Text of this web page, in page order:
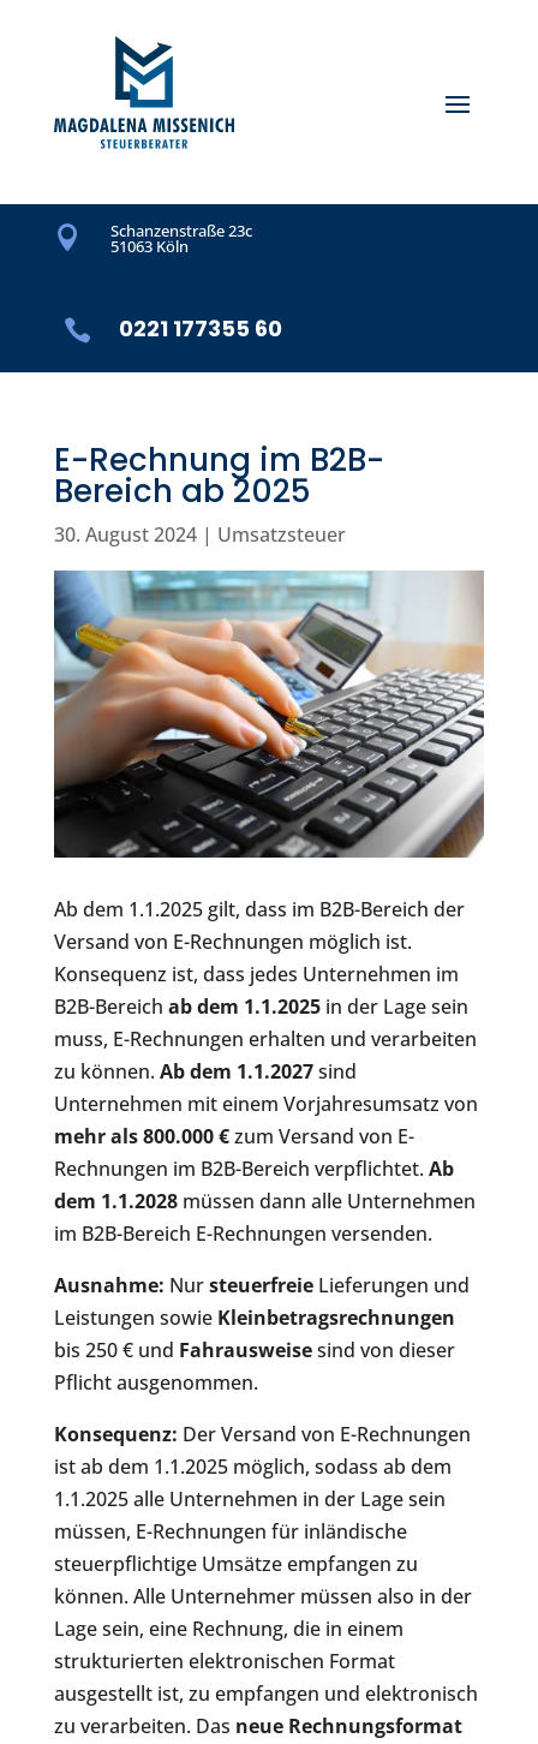
 Schanzenstraße 23c
51063 Köln
 0221 177355 60
E-Rechnung im B2B-
Bereich ab 2025
30. August 2024| Umsatzsteuer
Ab dem 1.1.2025 gilt, dass im B2B-Bereich der
Versand von E-Rechnungen möglich ist.
Konsequenz ist, dass jedes Unternehmen im
B2B-Bereich ab dem 1.1.2025in der Lage sein
muss, E-Rechnungen erhalten und verarbeiten
zu können. Ab dem 1.1.2027sind
Unternehmen mit einem Vorjahresumsatz von
mehr als 800.000 €zum Versand von E-
Rechnungen im B2B-Bereich verpflichtet. Ab
dem 1.1.2028müssen dann alle Unternehmen
im B2B-Bereich E-Rechnungen versenden.
Ausnahme: NursteuerfreieLieferungen und
Leistungen sowie Kleinbetragsrechnungen
bis 250 € und Fahrausweisesind von dieser
Pflicht ausgenommen.
Konsequenz: Der Versand von E-Rechnungen
ist ab dem 1.1.2025 möglich, sodass ab dem
1.1.2025 alle Unternehmen in der Lage sein
müssen, E-Rechnungen für inländische
steuerpflichtige Umsätze empfangen zu
können. Alle Unternehmer müssen also in der
Lage sein, eine Rechnung, die in einem
strukturierten elektronischen Format
ausgestellt ist, zu empfangen und elektronisch
zu verarbeiten. Das neue Rechnungsformat